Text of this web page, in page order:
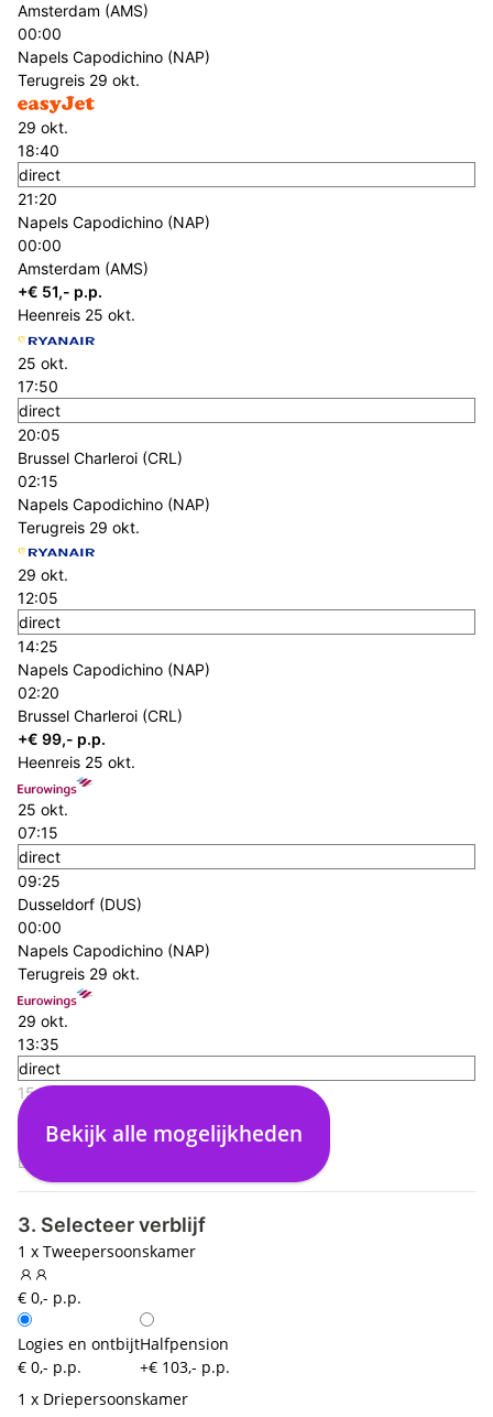
Amsterdam (AMS)
00:00
Napels Capodichino (NAP)
Terugreis 29 okt.
29 okt.
18:40
direct
21:20
Napels Capodichino (NAP)
00:00
Amsterdam (AMS)
+€ 51,- p.p.
Heenreis 25 okt.
25 okt.
17:50
direct
20:05
Brussel Charleroi (CRL)
02:15
Napels Capodichino (NAP)
Terugreis 29 okt.
29 okt.
12:05
direct
14:25
Napels Capodichino (NAP)
02:20
Brussel Charleroi (CRL)
+€ 99,- p.p.
Heenreis 25 okt.
25 okt.
07:15
direct
09:25
Dusseldorf (DUS)
00:00
Napels Capodichino (NAP)
Terugreis 29 okt.
29 okt.
13:35
direct
15:45
Napels Capodichino (NAP)
00:00
Dusseldorf (DUS)
Bekijk alle mogelijkheden
3. Selecteer verblijf
1 x Tweepersoonskamer
€ 0,- p.p.
Logies en ontbijt
€ 0,- p.p.
Halfpension
+€ 103,- p.p.
1 x Driepersoonskamer